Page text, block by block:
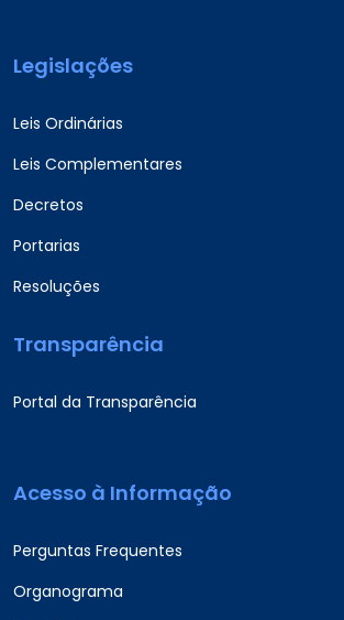
Legislações
Leis Ordinárias
Leis Complementares
Decretos
Portarias
Resoluções
Transparência
Portal da Transparência
Acesso à Informação
Perguntas Frequentes
Organograma